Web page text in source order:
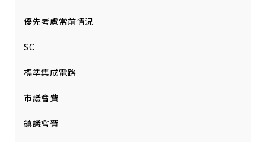
優先考慮當前情況
SC
標準集成電路
市議會費
鎮議會費